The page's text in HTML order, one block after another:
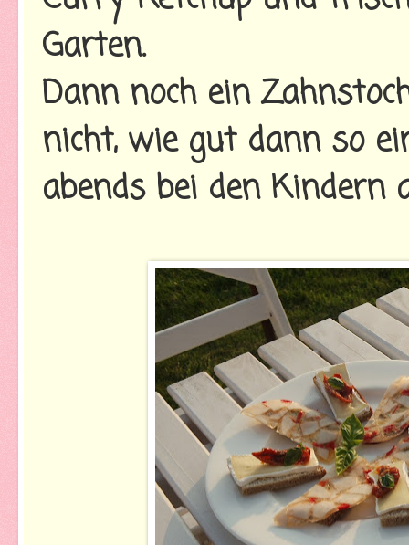
Garten.
Dann noch ein
nicht, wie gut dann so
abends bei den Kindern